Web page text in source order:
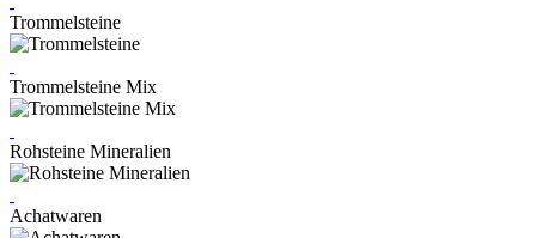
Trommelsteine
Trommelsteine Mix
Rohsteine Mineralien
Achatwaren